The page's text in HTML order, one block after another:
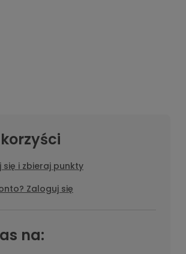
się i zbieraj punkty
Zaloguj się
na: